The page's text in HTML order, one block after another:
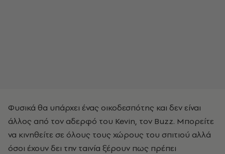
Φυσικά θα υπάρχει ένας οικοδεσπότης και δεν είναι
άλλος από τον αδερφό του Kevin, τον Buzz. Μπορείτε
να κινηθείτε σε όλους τους χώρους του σπιτιού αλλά
όσοι έχουν δει την ταινία ξέρουν πως πρέπει